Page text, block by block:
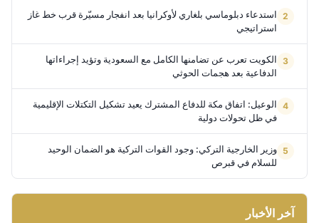
استدعاء دبلوماسي بلغاري لأوكرانيا بعد انفجار مسيّرة قرب خط غاز
استراتيجي
الكويت تعرب عن تضامنها الكامل مع السعودية وتؤيد إجراءاتها
الدفاعية بعد هجمات الحوثي
الوعيل: اتفاق مكة للدفاع المشترك يعيد تشكيل التكتلات الإقليمية
في ظل تحولات دولية
وزير الخارجية التركي: وجود القوات التركية هو الضمان الوحيد
للسلام في قبرص
آخر الأخبار